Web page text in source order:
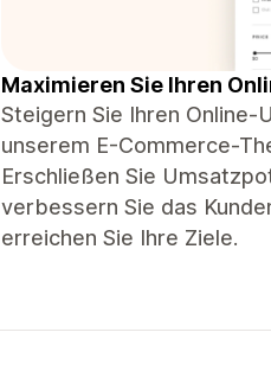
Maximieren Sie Ihren
Steigern Sie Ihren Online-
unserem E-Commerce-
Erschließen Sie
verbessern Sie das
erreichen Sie Ihre Ziele.